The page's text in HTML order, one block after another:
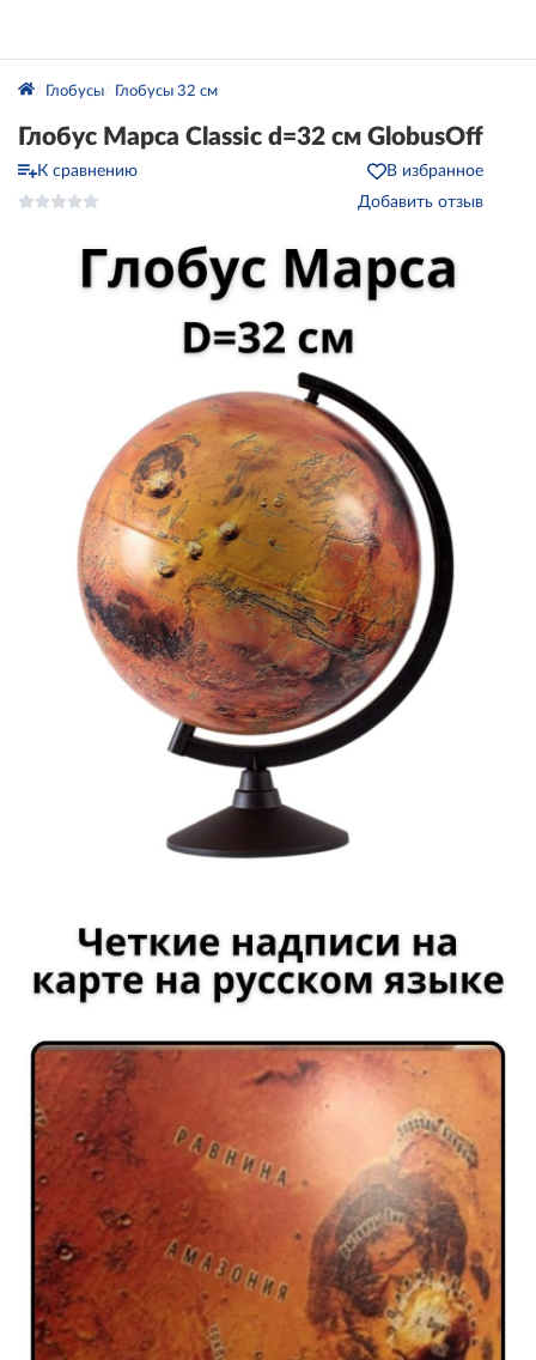
Глобусы Глобусы 32 см
Глобус Марса Classic d=32 см GlobusOff
К сравнению
В избранное
Добавить отзыв